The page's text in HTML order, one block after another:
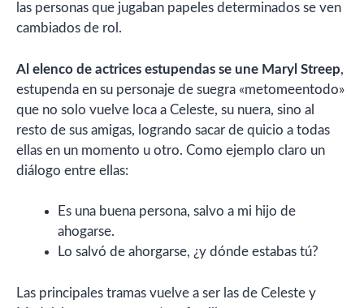
las personas que jugaban papeles determinados se ven
cambiados de rol.
Al elenco de actrices estupendas se une Maryl Streep,
estupenda en su personaje de suegra «metomeentodo»
que no solo vuelve loca a Celeste, su nuera, sino al
resto de sus amigas, logrando sacar de quicio a todas
ellas en un momento u otro. Como ejemplo claro un
diálogo entre ellas:
Es una buena persona, salvo a mi hijo de
ahogarse.
Lo salvó de ahorgarse, ¿y dónde estabas tú?
Las principales tramas vuelve a ser las de Celeste y